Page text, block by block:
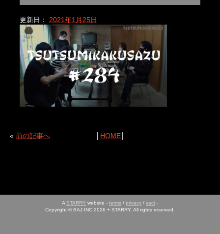
更新日： 2021年1月25日
« 前の記事へ HOME
A STARRY website - terms / privacy / asct -
Copyright © BAJ INC.2026 + STARRY. All rights reserved.